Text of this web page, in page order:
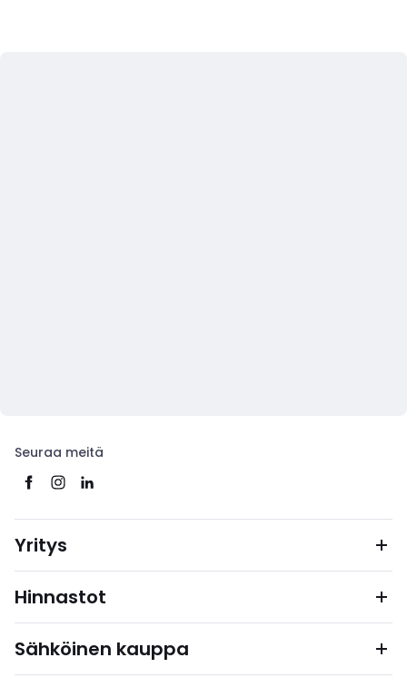
Seuraa meitä
Yritys
Hinnastot
Sähköinen kauppa